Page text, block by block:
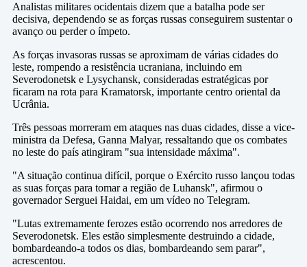
Analistas militares ocidentais dizem que a batalha pode ser
decisiva, dependendo se as forças russas conseguirem sustentar o
avanço ou perder o ímpeto.
As forças invasoras russas se aproximam de várias cidades do
leste, rompendo a resistência ucraniana, incluindo em
Severodonetsk e Lysychansk, consideradas estratégicas por
ficaram na rota para Kramatorsk, importante centro oriental da
Ucrânia.
Três pessoas morreram em ataques nas duas cidades, disse a vice-
ministra da Defesa, Ganna Malyar, ressaltando que os combates
no leste do país atingiram "sua intensidade máxima".
"A situação continua difícil, porque o Exército russo lançou todas
as suas forças para tomar a região de Luhansk", afirmou o
governador Serguei Haidai, em um vídeo no Telegram.
"Lutas extremamente ferozes estão ocorrendo nos arredores de
Severodonetsk. Eles estão simplesmente destruindo a cidade,
bombardeando-a todos os dias, bombardeando sem parar",
acrescentou.